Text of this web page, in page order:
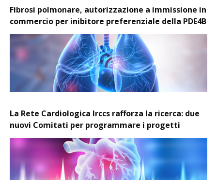
Fibrosi polmonare, autorizzazione a immissione in
commercio per inibitore preferenziale della PDE4B
La Rete Cardiologica Irccs rafforza la ricerca: due
nuovi Comitati per programmare i progetti